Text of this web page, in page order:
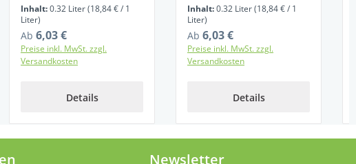
Inhalt:0.32 Liter(18,84 € / 1
Liter)
Regulärer Preis:
Ab 6,03 €
Preise inkl. MwSt. zzgl.
Versandkosten
Details
Inhalt:0.32 Liter(18,84 € / 1
Liter)
Regulärer Preis:
Ab 6,03 €
Preise inkl. MwSt. zzgl.
Versandkosten
Details
Newsletter